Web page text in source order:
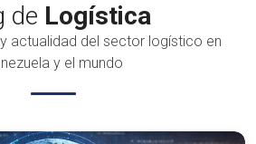
de Logística
actualidad del sector logístico en
y el mundo